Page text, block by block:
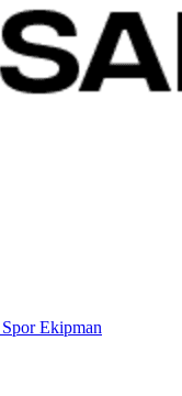
Spor Ekipman